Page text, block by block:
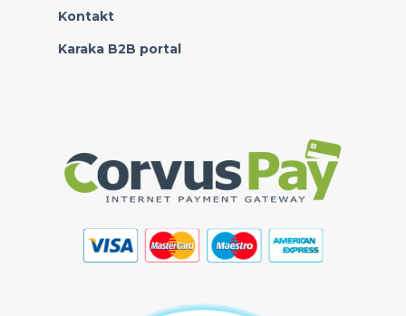
Kontakt
Karaka B2B portal